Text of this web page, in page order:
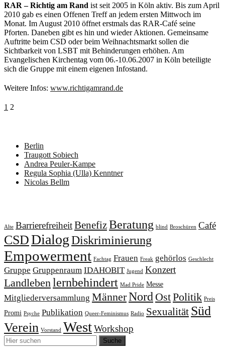
RAR – Richtig am Rand ist seit 2005 in Köln aktiv. Bis zum April
2010 gab es einen Offenen Treff an jedem ersten Mittwoch im
Monat. Im August 2010 öffnet erstmals das RAR-Café seine
Pforten. Daneben gibt es hin und wieder Aktionen. Gemeinsame
Auftritte beim CSD oder beim Weihnachtsmarkt sollen die
Sichtbarkeit von LSBT mit Behinderungen erhöhen. Am
Evangelischen Kirchentag vom 06.-10.06.2007 in Köln beteiligte
sich die Gruppe mit einem eigenen Infostand.
Weitere Infos: www.richtigamrand.de
Seitennummerierung
1 2
Berlin
Traugott Sobiech
Andrea Peuler-Kampe
Regula Sophia (Ulla) Kenntner
Nicolas Bellm
Alte BarrierefreiheitBenefizBeratung blind Broschüren Café
CSDDialogDiskriminierung
Empowerment Fachtag Frauen Freak gehörlos Geschlecht
Gruppe Gruppenraum IDAHOBIT Jugend Konzert
Landlebenlernbehindert Mad Pride Messe
Mitgliederversammlung MännerNord OstPolitik Preis
Promi Psyche Publikation Queer-Feminismus Radio Sexualität Süd
Verein Vorstand WestWorkshop